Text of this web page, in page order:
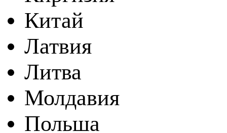
Китай
Латвия
Литва
Молдавия
Польша